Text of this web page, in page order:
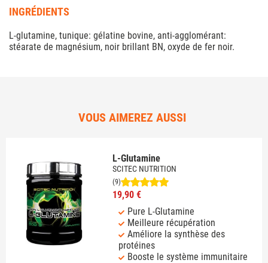
INGRÉDIENTS
L-glutamine, tunique: gélatine bovine, anti-agglomérant:
stéarate de magnésium, noir brillant BN, oxyde de fer noir.
VOUS AIMEREZ AUSSI
L-Glutamine
SCITEC NUTRITION
(9)
19,90 €
Pure L-Glutamine
Meilleure récupération
Améliore la synthèse des
protéines
Booste le système immunitaire